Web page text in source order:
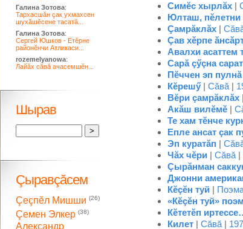
Симĕс хырлăх |
Юлташ, пĕлетни
Çамрăклăх |
Çав хĕрпе
Авалхи асаттем
Сарă çӳçна
Пĕччен эп
Кĕрешӳ | Сăвă |
Вĕри çамрăклăх |
Акăш вилĕмĕ |
Те хам тĕнче
Епле ансат çак
Эп куратăп |
Чăх чĕри | Сăвă |
Çырăнман
Джонни
Кĕçĕн туй |
«Кĕçĕн туй»
Кĕтетĕп
Килет | Сăвă |
Галина Зотова:
Тархасшăн çак ухмахсен
шухăшĕсене тасатă...
Галина Зотова:
Сергей Юшков - Етĕрне
районĕнчи Атликаси...
rozemelyanowa:
Лайăх сăвă ачасемшĕн...
Шырав
Çыравçăсем
Çеçпĕл Мишши (26)
Çемен Элкер (38)
Александр